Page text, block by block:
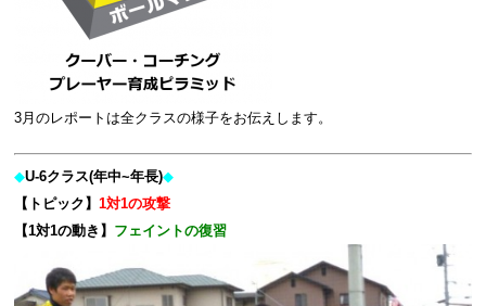
3月のレポートは全クラスの様子をお伝えします。
◆U-6クラス(年中~年長)◆
【トピック】1対1の攻撃
【1対1の動き】 フェイントの復習